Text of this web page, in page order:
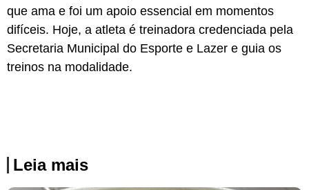
que ama e foi um apoio essencial em momentos
difíceis. Hoje, a atleta é treinadora credenciada pela
Secretaria Municipal do Esporte e Lazer e guia os
treinos na modalidade.
Leia mais